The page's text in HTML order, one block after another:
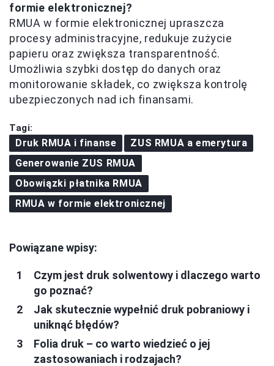
formie elektronicznej?
RMUA w formie elektronicznej upraszcza
procesy administracyjne, redukuje zużycie
papieru oraz zwiększa transparentność.
Umożliwia szybki dostęp do danych oraz
monitorowanie składek, co zwiększa kontrolę
ubezpieczonych nad ich finansami.
Tagi:
Druk RMUA i finanse
ZUS RMUA a emerytura
Generowanie ZUS RMUA
Obowiązki płatnika RMUA
RMUA w formie elektronicznej
Powiązane wpisy:
Czym jest druk solwentowy i dlaczego warto
go poznać?
Jak skutecznie wypełnić druk pobraniowy i
uniknąć błędów?
Folia druk – co warto wiedzieć o jej
zastosowaniach i rodzajach?